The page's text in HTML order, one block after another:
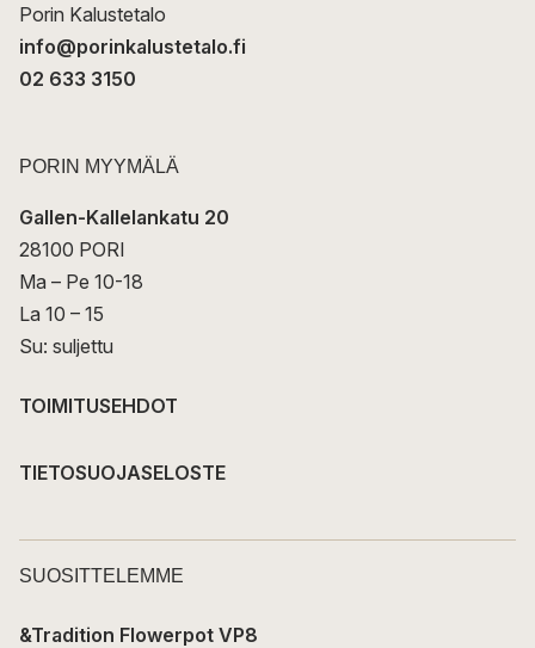
Porin Kalustetalo
info@porinkalustetalo.fi
02 633 3150
PORIN MYYMÄLÄ
Gallen-Kallelankatu 20
28100 PORI
Ma – Pe 10-18
La 10 – 15
Su: suljettu
TOIMITUSEHDOT
TIETOSUOJASELOSTE
SUOSITTELEMME
&Tradition Flowerpot VP8